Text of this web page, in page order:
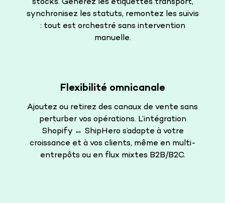
stocks. Générez les étiquettes transport,
synchronisez les statuts, remontez les suivis
: tout est orchestré sans intervention
manuelle.
Flexibilité omnicanale
Ajoutez ou retirez des canaux de vente sans
perturber vos opérations. L’intégration
Shopify ↔️ ShipHero s’adapte à votre
croissance et à vos clients, même en multi-
entrepôts ou en flux mixtes B2B/B2C.